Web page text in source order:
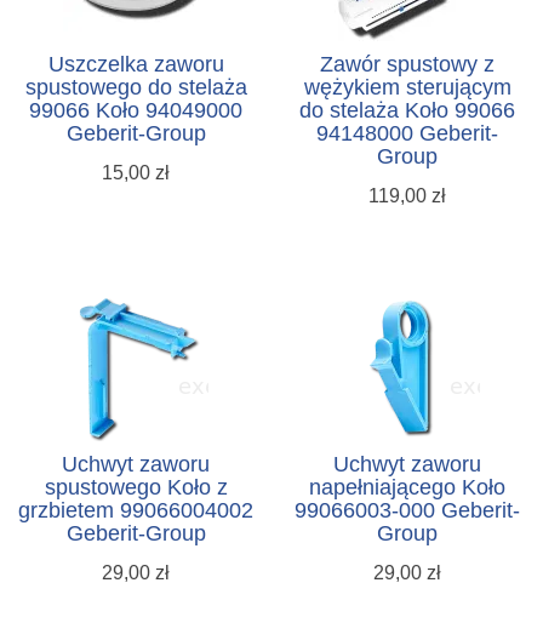
Uszczelka zaworu
spustowego do stelaża
99066 Koło 94049000
Geberit-Group
15,00 zł
Zawór spustowy z
wężykiem sterującym
do stelaża Koło 99066
94148000 Geberit-
Group
119,00 zł
Uchwyt zaworu
spustowego Koło z
grzbietem 99066004002
Geberit-Group
29,00 zł
Uchwyt zaworu
napełniającego Koło
99066003-000 Geberit-
Group
29,00 zł